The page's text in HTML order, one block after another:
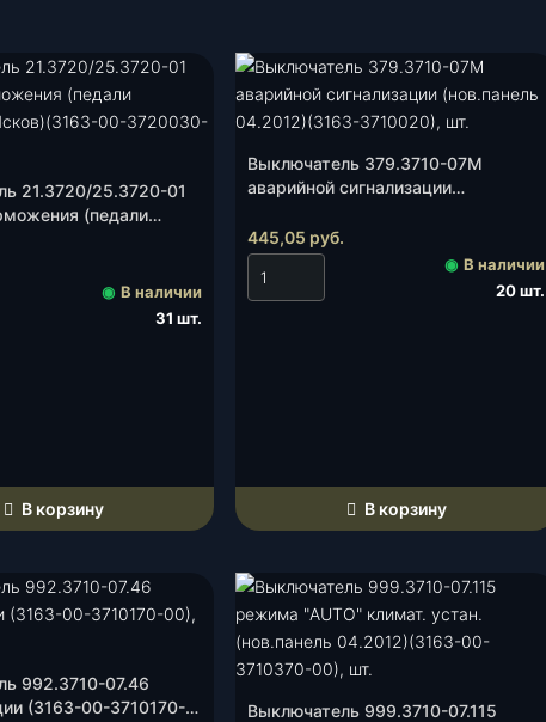
21.3720/25.3720-01
(педали
шт.
◉ В наличии
31 шт.
В корзину
Выключатель 379.3710-07М
аварийной сигнализации
3710020), шт.
445,05 руб.
◉ В наличии
20 шт.
В корзину
992.3710-07.46
(3163-00-3710170-
Выключатель 999.3710-07.115